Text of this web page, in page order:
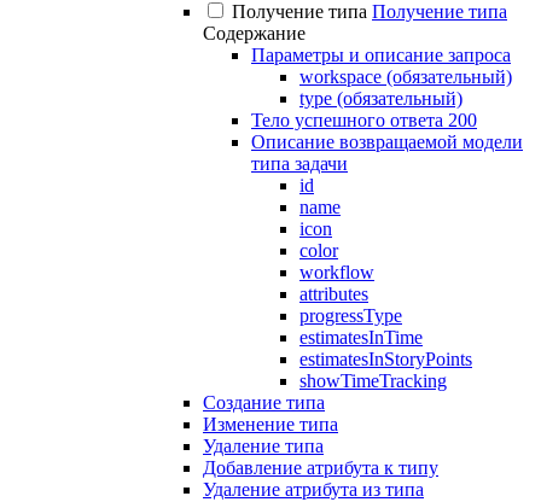
Получение типа Получение типа
Содержание
Параметры и описание запроса
workspace (обязательный)
type (обязательный)
Тело успешного ответа 200
Описание возвращаемой модели
типа задачи
id
name
icon
color
workflow
attributes
progressType
estimatesInTime
estimatesInStoryPoints
showTimeTracking
Создание типа
Изменение типа
Удаление типа
Добавление атрибута к типу
Удаление атрибута из типа